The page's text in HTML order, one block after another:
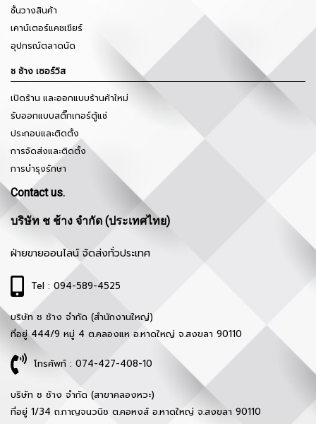
ชั้นวางสินค้า
เคาน์เตอร์แคชเชียร์
อุปกรณ์ตลาดนัด
ช ช้าง เซอร์วิส
เปิดร้าน และออกแบบร้านค้าใหม่
รับออกแบบสติ๊กเกอร์ตู้แช่
ประกอบและติดตั้ง
การจัดส่งและติดตั้ง
การบำรุงรักษา
Contact us.
บริษัท ช ช้าง จำกัด (ประเทศไทย)
ฝ่ายขายออนไลน์ จัดส่งทั่วประเทศ
Tel : 094-589-4525
บริษัท ช ช้าง จำกัด (สำนักงานใหญ่)
ที่อยู่ 444/9 หมู่ 4 ต.คลองแห อ.หาดใหญ่ จ.สงขลา 90110
โทรศัพท์ : 074-427-408-10
บริษัท ช ช้าง จำกัด (สาขาคลองหวะ)
ที่อยู่ 1/34 ถ.กาญจนวนิช ต.คอหงส์ อ.หาดใหญ่ จ.สงขลา 90110